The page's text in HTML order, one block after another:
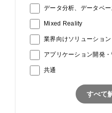
データ分析、データベー
Mixed Reality
業界向けソリューション
アプリケーション開発・
共通
すべて